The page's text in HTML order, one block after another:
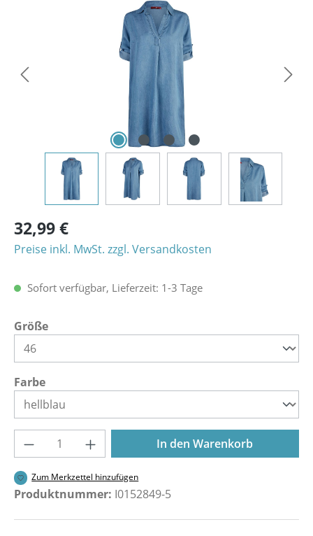
32,99 €
Preise inkl. MwSt. zzgl. Versandkosten
Sofort verfügbar, Lieferzeit: 1-3 Tage
Größeauswählen
Farbeauswählen
Produkt Anzahl: Gib den gewünschten
In den Warenkorb
Zum Merkzettel hinzufügen
Produktnummer: I0152849-5